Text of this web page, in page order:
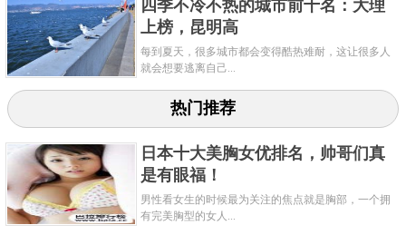
作为陪都，宋朝建立后此处被定为西京，置河南府。
5、明州
明州是古代对宁波的称呼，唐朝时期下辖奉化、
翁山、慈溪等四个县，到了北宋时期，具体年份为960
四季不冷不热的城市前十名：大理
上榜，昆明高
每到夏天，很多城市都会变得酷热难耐，这让很多人
就会想要逃离自己...
热门推荐
日本十大美胸女优排名，帅哥们真
是有眼福！
男性看女生的时候最为关注的焦点就是胸部，一个拥
有完美胸型的女人...